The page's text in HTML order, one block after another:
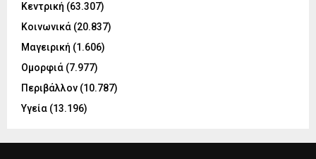
Κεντρική (63.307)
Κοινωνικά (20.837)
Μαγειρική (1.606)
Ομορφιά (7.977)
Περιβάλλον (10.787)
Υγεία (13.196)